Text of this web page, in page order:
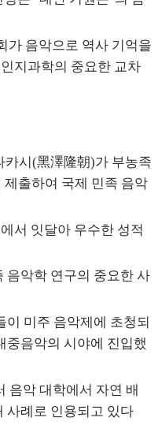
가 음악으로 역사 기억을
지과학의 중요한 교차
카시(黑澤隆朝)가 부농족
제출하여 국제 민족 음악
서 잇달아 우수한 성적
음악학 연구의 중요한 사
이 미주 음악제에 초청되
중음악의 시야에 진입했
음악 대학에서 자연 배
사례로 인용되고 있다